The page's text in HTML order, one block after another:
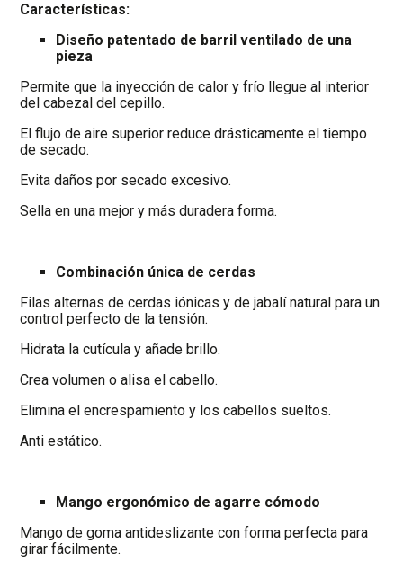
Características:
Diseño patentado de barril ventilado de una
pieza
Permite que la inyección de calor y frío llegue al interior
del cabezal del cepillo.
El flujo de aire superior reduce drásticamente el tiempo
de secado.
Evita daños por secado excesivo.
Sella en una mejor y más duradera forma.
Combinación única de cerdas
Filas alternas de cerdas iónicas y de jabalí natural para un
control perfecto de la tensión.
Hidrata la cutícula y añade brillo.
Crea volumen o alisa el cabello.
Elimina el encrespamiento y los cabellos sueltos.
Anti estático.
Mango ergonómico de agarre cómodo
Mango de goma antideslizante con forma perfecta para
girar fácilmente.